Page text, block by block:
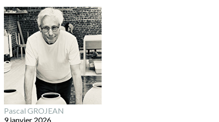
Pascal GROJEAN
9 janvier 2026